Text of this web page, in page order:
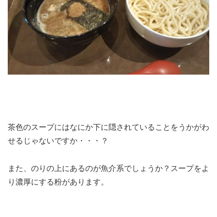
茶色のスープにはなにか下に隠されていることをうかがわ
せるじゃないですか・・・？
また、のりの上にあるのが魚介系でしょうか？スープをよ
り濃厚にする粉があります。